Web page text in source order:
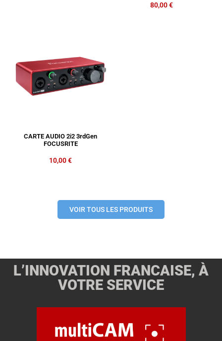
80,00€
CARTE AUDIO 2i2 3rdGen
FOCUSRITE
10,00€
VOIR TOUS LES PRODUITS
L’INNOVATION FRANCAISE, À
VOTRE SERVICE